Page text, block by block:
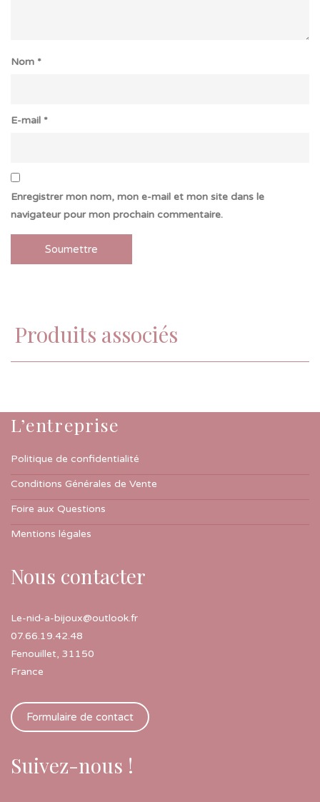
Nom *
E-mail *
Enregistrer mon nom, mon e-mail et mon site dans le
navigateur pour mon prochain commentaire.
Produits associés
L’entreprise
Politique de confidentialité
Conditions Générales de Vente
Foire aux Questions
Mentions légales
Nous contacter
Le-nid-a-bijoux@outlook.fr
07.66.19.42.48
Fenouillet, 31150
France
Formulaire de contact
Suivez-nous !